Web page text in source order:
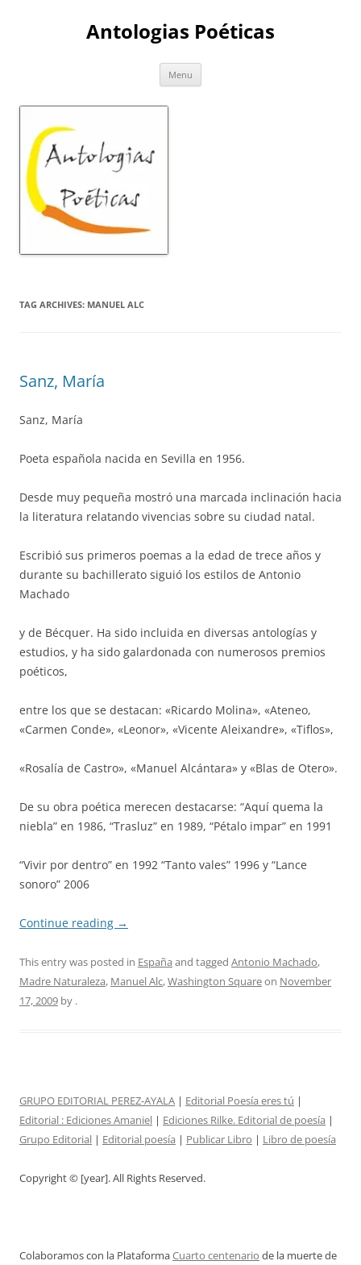
Antologias Poéticas
Menu
TAG ARCHIVES: MANUEL ALC
Sanz, María
Sanz, María
Poeta española nacida en Sevilla en 1956.
Desde muy pequeña mostró una marcada inclinación hacia
la literatura relatando vivencias sobre su ciudad natal.
Escribió sus primeros poemas a la edad de trece años y
durante su bachillerato siguió los estilos de Antonio
Machado
y de Bécquer. Ha sido incluida en diversas antologías y
estudios, y ha sido galardonada con numerosos premios
poéticos,
entre los que se destacan: «Ricardo Molina», «Ateneo,
«Carmen Conde», «Leonor», «Vicente Aleixandre», «Tiflos»,
«Rosalía de Castro», «Manuel Alcántara» y «Blas de Otero».
De su obra poética merecen destacarse: “Aquí quema la
niebla” en 1986, “Trasluz” en 1989, “Pétalo impar” en 1991
“Vivir por dentro” en 1992 “Tanto vales” 1996 y “Lance
sonoro” 2006
Continue reading →
This entry was posted in España and tagged Antonio Machado,
Madre Naturaleza, Manuel Alc,Washington Squareon November
17, 2009 by .
GRUPO EDITORIAL PEREZ-AYALA | Editorial Poesía eres tú |
Editorial : Ediciones Amaniel | Ediciones Rilke. Editorial de poesía |
Grupo Editorial | Editorial poesía | Publicar Libro | Libro de poesía
Copyright © [year]. All Rights Reserved.
Colaboramos con la PlataformaCuarto centenario de la muerte de